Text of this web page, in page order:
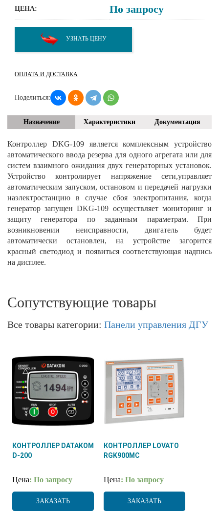
ЦЕНА: По запросу
УЗНАТЬ ЦЕНУ
ОПЛАТА И ДОСТАВКА
Поделиться:
Назначение Характеристики Документация
Контроллер DKG-109 является комплексным устройство
автоматического ввода резерва для одного агрегата или для
систем взаимного ожидания двух генераторных установок.
Устройство контролирует напряжение сети,управляет
автоматическим запуском, остановом и передачей нагрузки
наэлектростанцию в случае сбоя электропитания, когда
генератор запущен DKG-109 осуществляет мониторинг и
защиту генератора по заданным параметрам. При
возникновении неисправности, двигатель будет
автоматически остановлен, на устройстве загорится
красный светодиод и появиться соответствующая надпись
на дисплее.
Сопутствующие товары
Все товары категории: Панели управления ДГУ
КОНТРОЛЛЕР DATAKOM
D-200
Цена: По запросу
ЗАКАЗАТЬ
КОНТРОЛЛЕР LOVATO
RGK900MC
Цена: По запросу
ЗАКАЗАТЬ